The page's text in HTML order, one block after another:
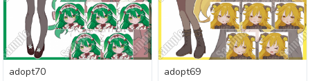
adopt70 adopt69